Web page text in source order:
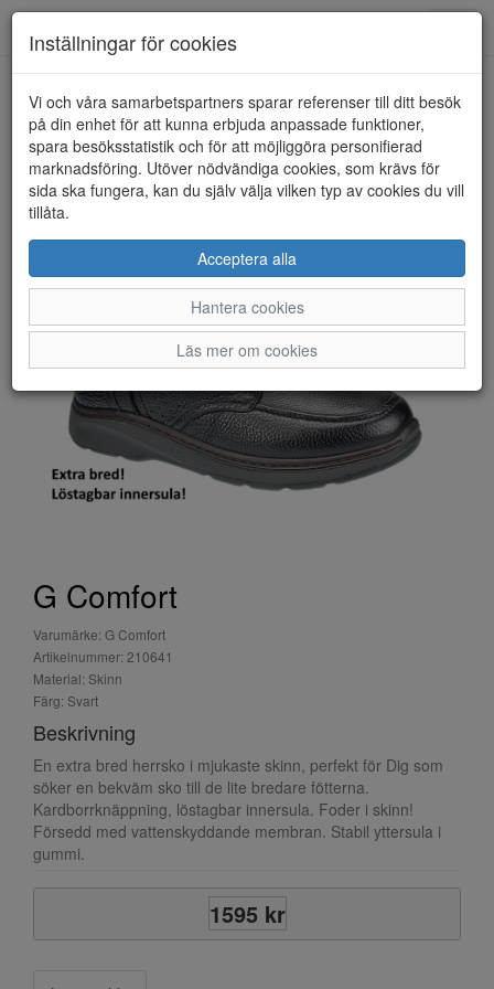
HEM G COMFORT
G Comfort
Varumärke: G Comfort
Artikelnummer: 210641
Material: Skinn
Färg: Svart
Beskrivning
En extra bred herrsko i mjukaste skinn, perfekt för Dig som
söker en bekväm sko till de lite bredare fötterna.
Kardborrknäppning, löstagbar innersula. Foder i skinn!
Försedd med vattenskyddande membran. Stabil yttersula i
gummi.
1595 kr
Inställningar för cookies
Vi och våra samarbetspartners sparar referenser till ditt besök
på din enhet för att kunna erbjuda anpassade funktioner,
spara besöksstatistik och för att möjliggöra personifierad
marknadsföring. Utöver nödvändiga cookies, som krävs för
sida ska fungera, kan du själv välja vilken typ av cookies du vill
tillåta.
Acceptera alla
Hantera cookies
Läs mer om cookies